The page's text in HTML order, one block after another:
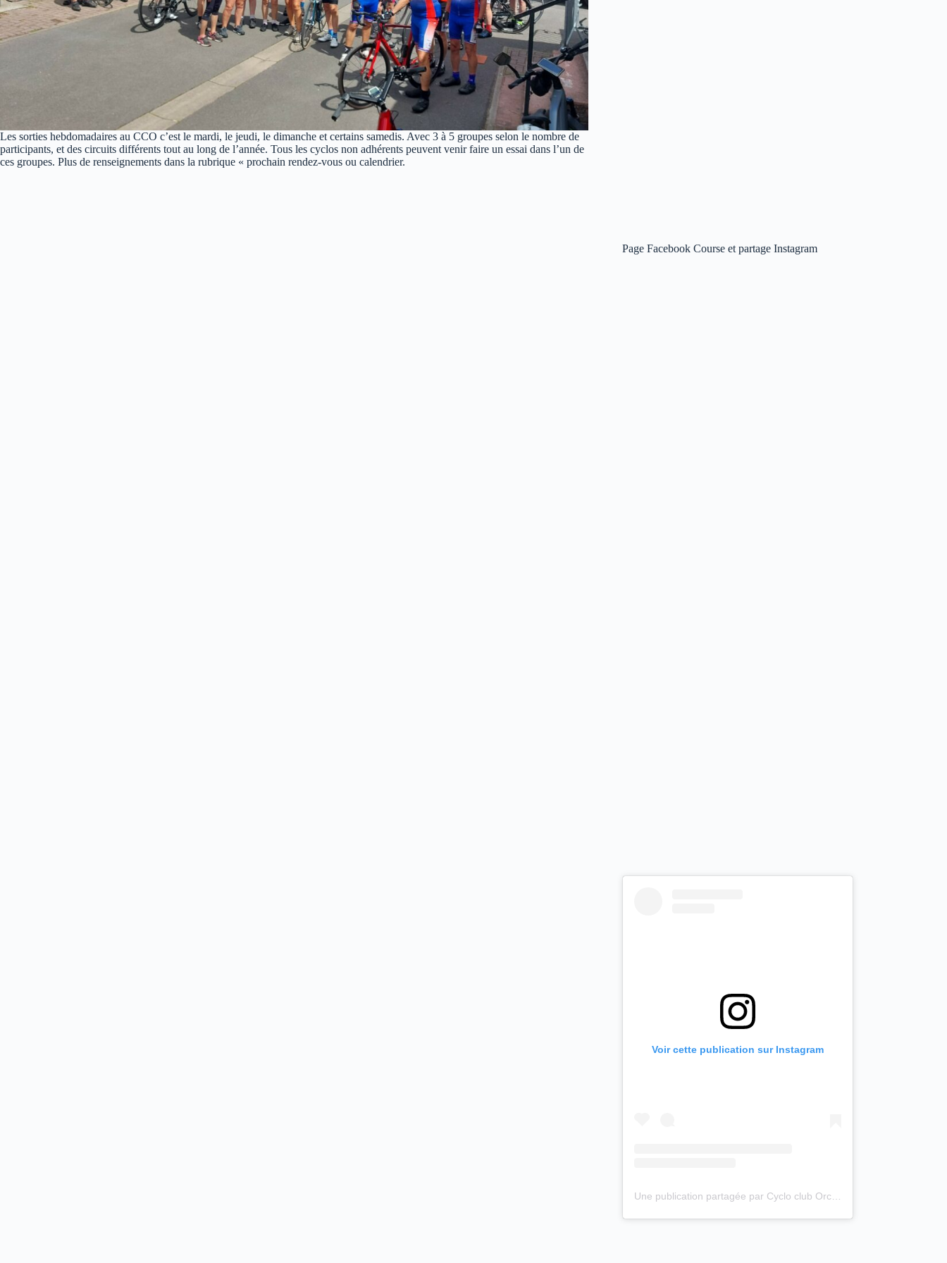
Les sorties hebdomadaires au CCO c’est le mardi, le jeudi, le dimanche et certains samedis. Avec 3 à 5 groupes selon le nombre de
participants, et des circuits différents tout au long de l’année. Tous les cyclos non adhérents peuvent venir faire un essai dans l’un de
ces groupes. Plus de renseignements dans la rubrique « prochain rendez-vous ou calendrier.
Page Facebook Course et partage Instagram
Voir cette publication sur Instagram
Une publication partagée par Cyclo club Orchies (@cyclo_club_orchies)